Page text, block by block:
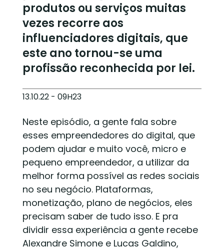
produtos ou serviços muitas
vezes recorre aos
influenciadores digitais, que
este ano tornou-se uma
profissão reconhecida por lei.
13.10.22 - 09H23
Neste episódio, a gente fala sobre
esses empreendedores do digital, que
podem ajudar e muito você, micro e
pequeno empreendedor, a utilizar da
melhor forma possível as redes sociais
no seu negócio. Plataformas,
monetização, plano de negócios, eles
precisam saber de tudo isso. E pra
dividir essa experiência a gente recebe
Alexandre Simone e Lucas Galdino,